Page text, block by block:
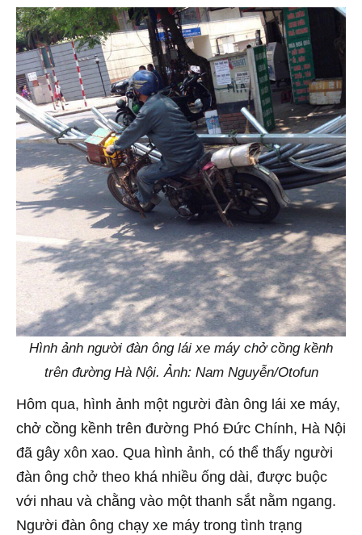
Hình ảnh người đàn ông lái xe máy chở cồng kềnh
trên đường Hà Nội. Ảnh: Nam Nguyễn/Otofun
Hôm qua, hình ảnh một người đàn ông lái xe máy,
chở cồng kềnh trên đường Phó Đức Chính, Hà Nội
đã gây xôn xao. Qua hình ảnh, có thể thấy người
đàn ông chở theo khá nhiều ống dài, được buộc
với nhau và chằng vào một thanh sắt nằm ngang.
Người đàn ông chạy xe máy trong tình trạng